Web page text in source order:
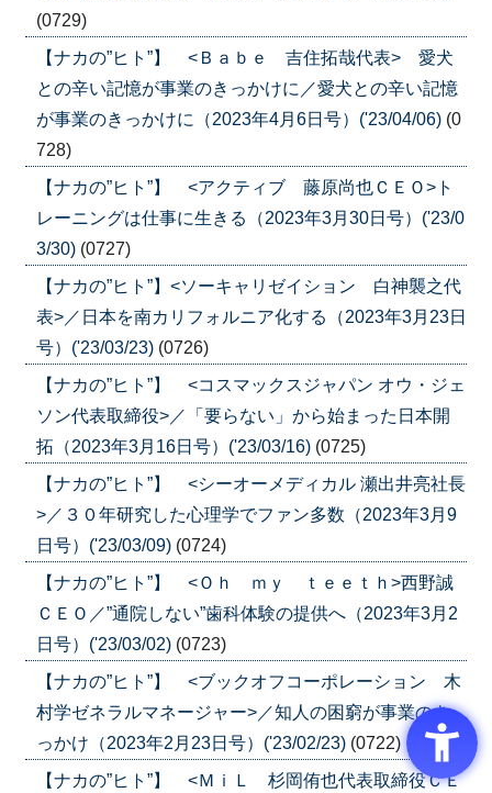
(0729)
【ナカの”ヒト”】 <Ｂａｂｅ 吉住拓哉代表> 愛犬
との辛い記憶が事業のきっかけに／愛犬との辛い記憶
が事業のきっかけに（2023年4月6日号）('23/04/06) (0
728)
【ナカの”ヒト”】 <アクティブ 藤原尚也ＣＥＯ>ト
レーニングは仕事に生きる（2023年3月30日号）('23/0
3/30) (0727)
【ナカの”ヒト”】<ソーキャリゼイション 白神襲之代
表>／日本を南カリフォルニア化する（2023年3月23日
号）('23/03/23) (0726)
【ナカの”ヒト”】 <コスマックスジャパン オウ・ジェ
ソン代表取締役>／「要らない」から始まった日本開
拓（2023年3月16日号）('23/03/16) (0725)
【ナカの”ヒト”】 <シーオーメディカル 瀬出井亮社長
>／３０年研究した心理学でファン多数（2023年3月9
日号）('23/03/09) (0724)
【ナカの”ヒト”】 <Ｏｈ ｍｙ ｔｅｅｔｈ>西野誠
ＣＥＯ／”通院しない”歯科体験の提供へ（2023年3月2
日号）('23/03/02) (0723)
【ナカの”ヒト”】 <ブックオフコーポレーション 木
村学ゼネラルマネージャー>／知人の困窮が事業のき
っかけ（2023年2月23日号）('23/02/23) (0722)
【ナカの”ヒト”】 <ＭｉＬ 杉岡侑也代表取締役ＣＥ